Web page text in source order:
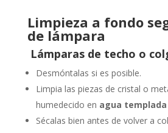
Limpieza a fondo
de lámpara
Lámparas de techo o
Desmóntalas si es posible.
Limpia las piezas de cristal o
humedecido en agua
Sécalas bien antes de volver a